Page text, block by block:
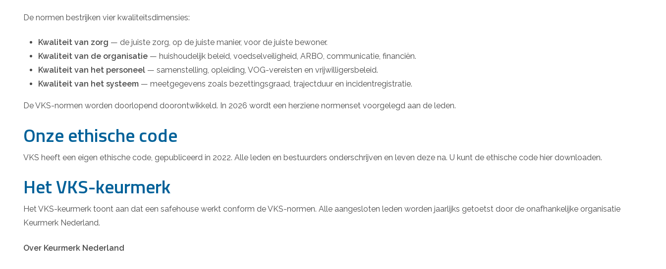
De normen bestrijken vier kwaliteitsdimensies:
Kwaliteit van zorg — de juiste zorg, op de juiste manier, voor de juiste bewoner.
Kwaliteit van de organisatie — huishoudelijk beleid, voedselveiligheid, ARBO, communicatie, financiën.
Kwaliteit van het personeel — samenstelling, opleiding, VOG-vereisten en vrijwilligersbeleid.
Kwaliteit van het systeem — meetgegevens zoals bezettingsgraad, trajectduur en incidentregistratie.
De VKS-normen worden doorlopend doorontwikkeld. In 2026 wordt een herziene normenset voorgelegd aan de leden.
Onze ethische code
VKS heeft een eigen ethische code, gepubliceerd in 2022. Alle leden en bestuurders onderschrijven en leven deze na. U kunt de ethische code hier downloaden.
Het VKS-keurmerk
Het VKS-keurmerk toont aan dat een safehouse werkt conform de VKS-normen. Alle aangesloten leden worden jaarlijks getoetst door de onafhankelijke organisatie
Keurmerk Nederland.
Over Keurmerk Nederland